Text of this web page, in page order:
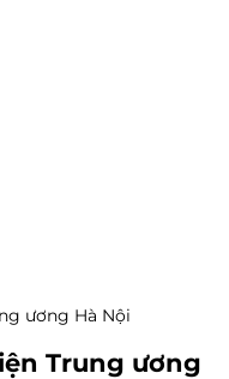
ương Hà Nội
Trung ương